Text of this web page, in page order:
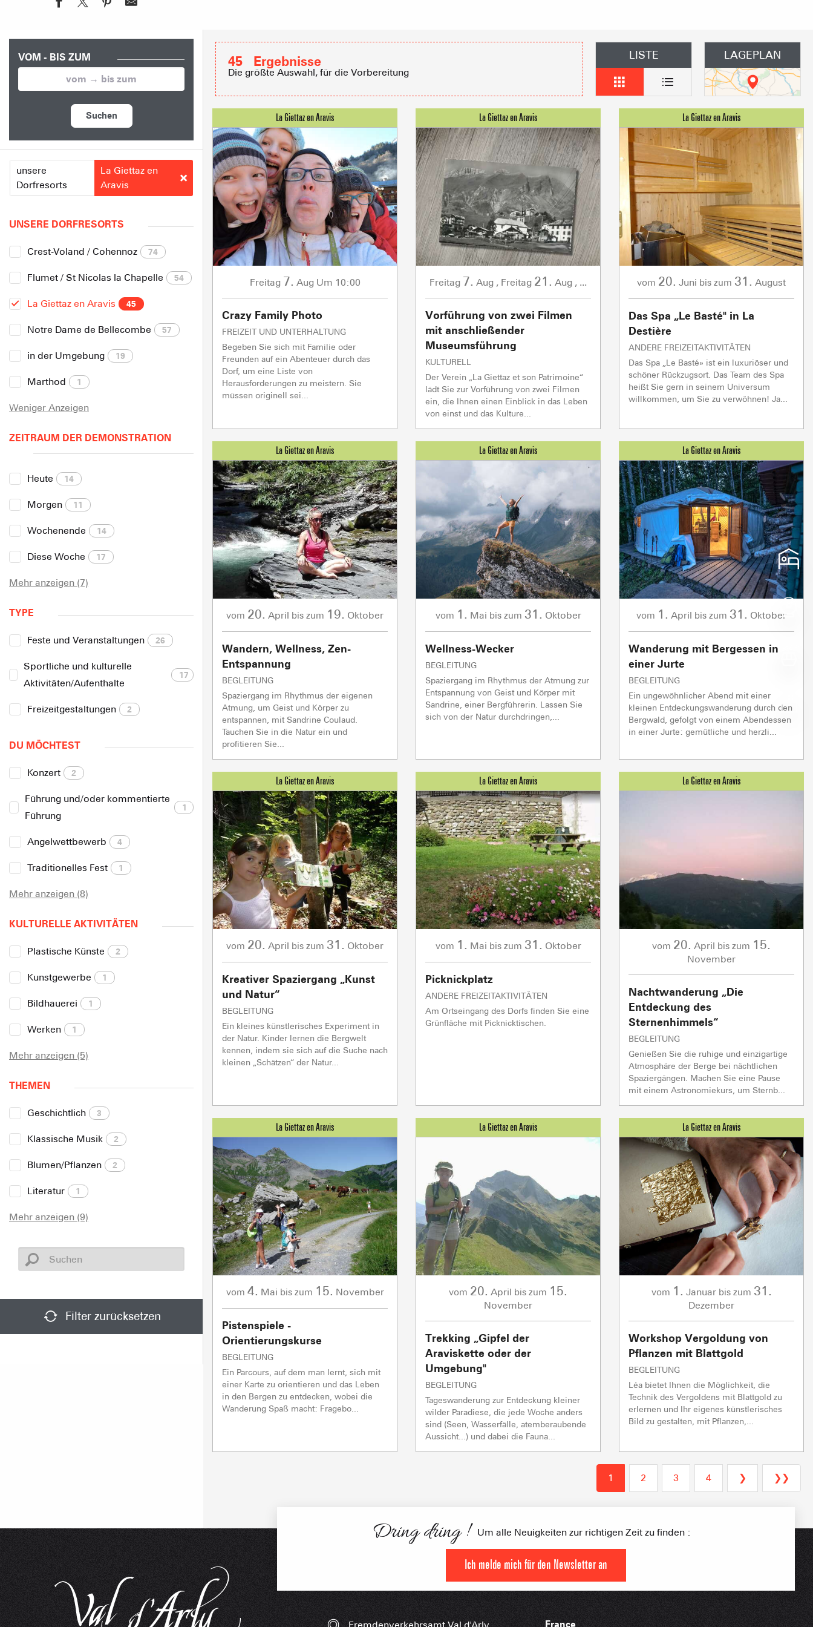
Erreichen der Gipfel
NOTRE DAME DE
UNSERE SKIGEBIETE
FRANÇOIS PLACE –
HOCHLEISTUNGSSPORTLERIN
AKTIVITÄTEN & WOHLBEFINDEN TRINKEN UND
ERZEUGER & VERKAUF AB HOF BESICHTIGUNGEN &
Berghütten und Gruppenunterkünfte
Club-Resorts
Immobilienbüros
Vereinigung der Vermieter möblierter
Ferienwohnungen
GESCHÄFTE & DIENSTLEISTUNGEN
IN DER FAMILIE
Live
Sommet du Torraz
Lachat - 1650m
Val d Arly
sommet- 2069m
Flumet- 1030m
WETTERVORHERSAGE
Morgens
13°
Nachmittag
16°
BESCHNEIUNG
Höhe
0 CM
Schneequalität
FEUCHT
Morgens
15°
Nachmittag
18°
Höhe
125 CM
Schneequalität
FRISCH
Morgens
12°
Nachmittag
15°
Höhe
190 CM
Schneequalität
VON FRÜHLING
Morgens
16°
Nachmittag
27°
Höhe
60 CM
Schneequalität
VON FRÜHLING
6/8
mécaniques
5/5 Skilifte
1/1 Andere
TC BEAUREGARD In Vorbereitung
TSF RAVINE
In Vorbereitung
CAISSE JAILLET(MEGEVE) Offen
1/1 Skilifte
TC de la Logère Offen
TSD Mont Rond Geschlossen
Flumet
0/1 Skilifte
Skilifte 0/1
Mise à jour : 07 août 2026 - 10:40
VOM - BIS ZUM
Suchen
unsere
Dorfresorts
La Giettaz en
Aravis
UNSERE DORFRESORTS
Crest-Voland / Cohennoz 74
Flumet / St Nicolas la Chapelle 54
La Giettaz en Aravis 45
Notre Dame de Bellecombe 57
in der Umgebung 19
Marthod 1
Weniger Anzeigen
ZEITRAUM DER DEMONSTRATION
Heute 14
Morgen 11
Wochenende 14
Diese Woche 17
Mehr anzeigen (7)
TYPE
Feste und Veranstaltungen 26
Sportliche und kulturelle
Aktivitäten/Aufenthalte
17
Freizeitgestaltungen 2
DU MÖCHTEST
Konzert 2
Führung und/oder kommentierte
Führung
1
Angelwettbewerb 4
Traditionelles Fest 1
Mehr anzeigen (8)
KULTURELLE AKTIVITÄTEN
Plastische Künste 2
Kunstgewerbe 1
Bildhauerei 1
Werken 1
Mehr anzeigen (5)
THEMEN
Geschichtlich 3
Klassische Musik 2
Blumen/Pflanzen 2
Literatur 1
Mehr anzeigen (9)
Filter zurücksetzen
45 Ergebnisse
Die größte Auswahl, für die Vorbereitung
LISTE LAGEPLAN
Freitag 7. Aug Um 10:00
Crazy Family Photo
FREIZEIT UND UNTERHALTUNG
Begeben Sie sich mit Familie oder
Freunden auf ein Abenteuer durch das
Dorf, um eine Liste von
Herausforderungen zu meistern. Sie
müssen originell sei...
Freitag 7. Aug , Freitag 21. Aug , ...
Vorführung von zwei Filmen
mit anschließender
Museumsführung
KULTURELL
Der Verein „La Giettaz et son Patrimoine“
lädt Sie zur Vorführung von zwei Filmen
ein, die Ihnen einen Einblick in das Leben
von einst und das Kulture...
vom 20. Juni bis zum 31. August
Das Spa „Le Basté" in La
Destière
ANDERE FREIZEITAKTIVITÄTEN
Das Spa „Le Basté» ist ein luxuriöser und
schöner Rückzugsort. Das Team des Spa
heißt Sie gern in seinem Universum
willkommen, um Sie zu verwöhnen! Ja...
vom 20. April bis zum 19. Oktober
Wandern, Wellness, Zen-
Entspannung
BEGLEITUNG
Spaziergang im Rhythmus der eigenen
Atmung, um Geist und Körper zu
entspannen, mit Sandrine Coulaud.
Tauchen Sie in die Natur ein und
profitieren Sie...
vom 1. Mai bis zum 31. Oktober
Wellness-Wecker
BEGLEITUNG
Spaziergang im Rhythmus der Atmung zur
Entspannung von Geist und Körper mit
Sandrine, einer Bergführerin. Lassen Sie
sich von der Natur durchdringen,...
vom 1. April bis zum 31. Oktober
Wanderung mit Bergessen in
einer Jurte
BEGLEITUNG
Ein ungewöhnlicher Abend mit einer
kleinen Entdeckungswanderung durch den
Bergwald, gefolgt von einem Abendessen
in einer Jurte: gemütliche und herzli...
vom 20. April bis zum 31. Oktober
Kreativer Spaziergang „Kunst
und Natur“
BEGLEITUNG
Ein kleines künstlerisches Experiment in
der Natur. Kinder lernen die Bergwelt
kennen, indem sie sich auf die Suche nach
kleinen „Schätzen“ der Natur...
vom 1. Mai bis zum 31. Oktober
Picknickplatz
ANDERE FREIZEITAKTIVITÄTEN
Am Ortseingang des Dorfs finden Sie eine
Grünfläche mit Picknicktischen.
vom 20. April bis zum 15.
November
Nachtwanderung „Die
Entdeckung des
Sternenhimmels“
BEGLEITUNG
Genießen Sie die ruhige und einzigartige
Atmosphäre der Berge bei nächtlichen
Spaziergängen. Machen Sie eine Pause
mit einem Astronomiekurs, um Sternb...
vom 4. Mai bis zum 15. November
Pistenspiele -
Orientierungskurse
BEGLEITUNG
Ein Parcours, auf dem man lernt, sich mit
einer Karte zu orientieren und das Leben
in den Bergen zu entdecken, wobei die
Wanderung Spaß macht: Fragebo...
vom 20. April bis zum 15.
November
Trekking „Gipfel der
Araviskette oder der
Umgebung"
BEGLEITUNG
Tageswanderung zur Entdeckung kleiner
wilder Paradiese, die jede Woche anders
sind (Seen, Wasserfälle, atemberaubende
Aussicht...) und dabei die Fauna...
vom 1. Januar bis zum 31.
Dezember
Workshop Vergoldung von
Pflanzen mit Blattgold
BEGLEITUNG
Léa bietet Ihnen die Möglichkeit, die
Technik des Vergoldens mit Blattgold zu
erlernen und Ihr eigenes künstlerisches
Bild zu gestalten, mit Pflanzen,...
1 2 3 4 ❯ ❯❯
Dring dring ! Um alle Neuigkeiten zur richtigen Zeit zu finden :
Ich melde mich für den Newsletter an
France